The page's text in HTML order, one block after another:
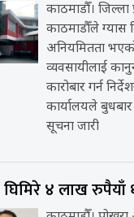
काठमाडौँ। जिल्ला
काठमाडौँले ग्यास
अनियमितता
व्यवसायीलाई
कारोबार गर्न
कार्यालयले
सूचना जारी
४ लाख रुपैयाँ